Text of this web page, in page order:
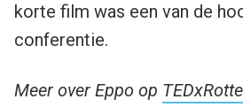
korte film was een van de
conferentie.
Meer over Eppo op